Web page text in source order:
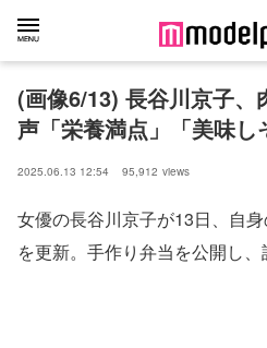
(画像6/13) 長谷川京子、
声「栄養満点」「美味し
2025.06.13 12:54 95,912 views
女優の長谷川京子が13日、自
を更新。手作り弁当を公開し、